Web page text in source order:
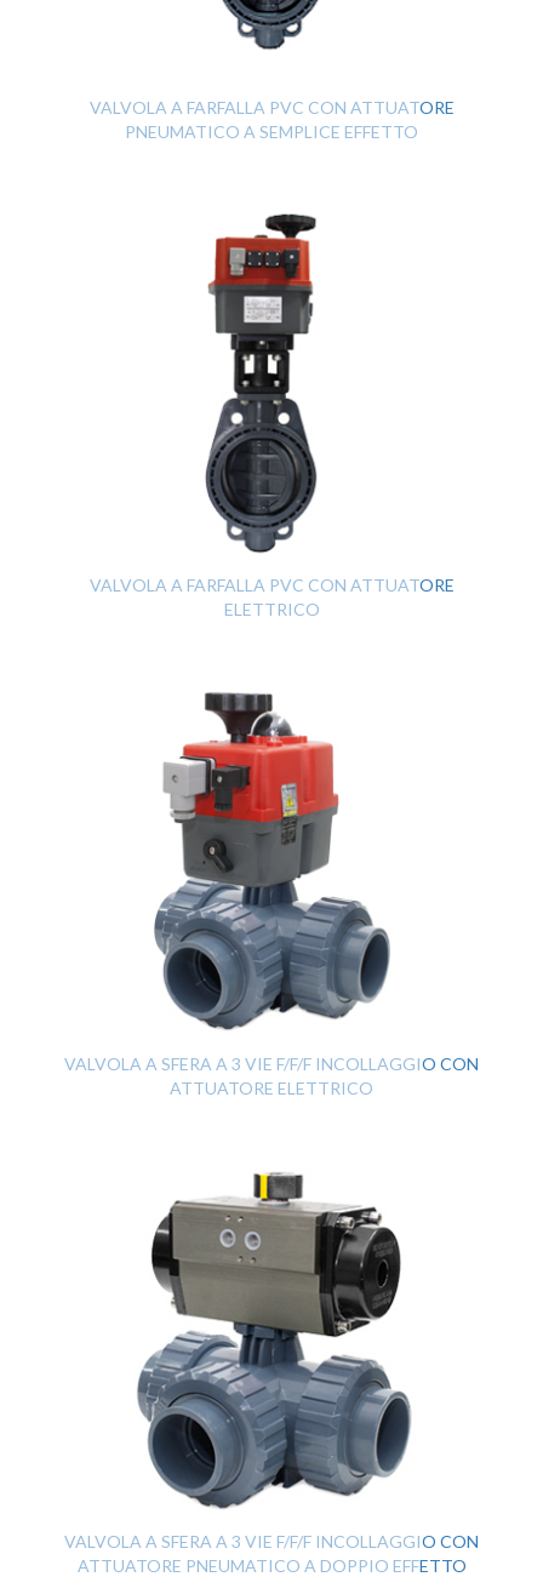
VALVOLA A FARFALLA PVC CON ATTUATORE
PNEUMATICO A SEMPLICE EFFETTO
VALVOLA A FARFALLA PVC CON ATTUATORE
ELETTRICO
VALVOLA A SFERA A 3 VIE F/F/F INCOLLAGGIO CON
ATTUATORE ELETTRICO
VALVOLA A SFERA A 3 VIE F/F/F INCOLLAGGIO CON
ATTUATORE PNEUMATICO A DOPPIO EFFETTO